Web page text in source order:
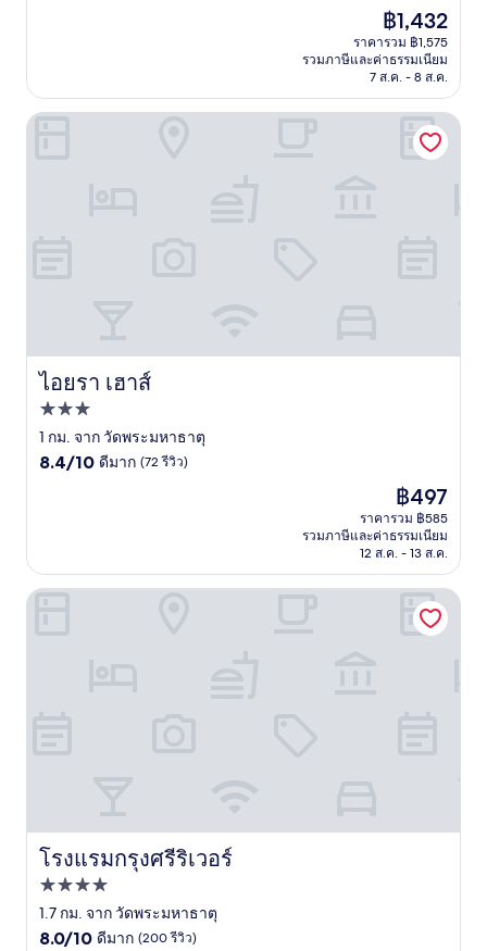
(79
รีวิว)
ราคา
ปัจจุบัน
คือ
฿1,432
฿1,432
ราคารวม ฿1,575
รวมภาษีและค่าธรรมเนียม
7 ส.ค. - 8 ส.ค.
ไอยรา เฮาส์
ไอยรา เฮาส์
ที่พัก
3.0
ดาว
1 กม. จาก วัดพระมหาธาตุ
8.4
รีวิว)
8.4/10 ดีมาก (72 รีวิว)
ราคา
ปัจจุบัน
คือ
฿497
฿497
ราคารวม ฿585
รวมภาษีและค่าธรรมเนียม
12 ส.ค. - 13 ส.ค.
ไอยรา เฮาส์
โรงแรมกรุงศรีริเวอร์
โรงแรมกรุงศรีริเวอร์
ที่พัก
4.0
ดาว
1.7 กม. จาก วัดพระมหาธาตุ
8.0
8.0/10 ดีมาก (200 รีวิว)
โรงแรมกรุงศรีริเวอร์